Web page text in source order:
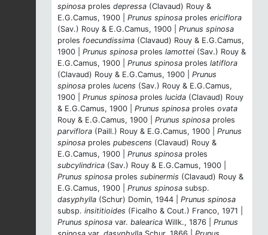
spinosa proles depressa (Clavaud) Rouy &
E.G.Camus, 1900 | Prunus spinosa proles ericiflora
(Sav.) Rouy & E.G.Camus, 1900 | Prunus spinosa
proles foecundissima (Clavaud) Rouy & E.G.Camus,
1900 | Prunus spinosa proles lamottei (Sav.) Rouy &
E.G.Camus, 1900 | Prunus spinosa proles latiflora
(Clavaud) Rouy & E.G.Camus, 1900 | Prunus
spinosa proles lucens (Sav.) Rouy & E.G.Camus,
1900 | Prunus spinosa proles lucida (Clavaud) Rouy
& E.G.Camus, 1900 | Prunus spinosa proles ovata
Rouy & E.G.Camus, 1900 | Prunus spinosa proles
parviflora (Paill.) Rouy & E.G.Camus, 1900 | Prunus
spinosa proles pubescens (Clavaud) Rouy &
E.G.Camus, 1900 | Prunus spinosa proles
subcylindrica (Sav.) Rouy & E.G.Camus, 1900 |
Prunus spinosa proles subinermis (Clavaud) Rouy &
E.G.Camus, 1900 | Prunus spinosa subsp.
dasyphylla (Schur) Domin, 1944 | Prunus spinosa
subsp. insititioides (Ficalho & Cout.) Franco, 1971 |
Prunus spinosa var. balearica Willk., 1876 | Prunus